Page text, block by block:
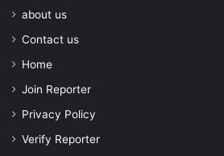
about us
Contact us
Home
Join Reporter
Privacy Policy
Verify Reporter